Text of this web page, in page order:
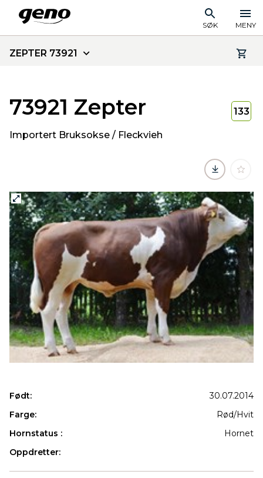
SØK MENY
ZEPTER 73921
73921 Zepter
Importert Bruksokse / Fleckvieh
133
Født:
30.07.2014
Farge:
Rød/Hvit
Hornstatus :
Hornet
Oppdretter: